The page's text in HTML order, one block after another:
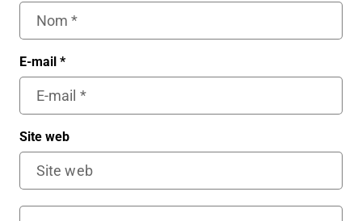
E-mail *
Site web